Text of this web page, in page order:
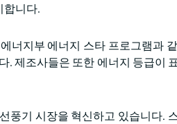
합니다.
너지부 에너지 스타 프로그램과
. 제조사들은 또한 에너지 등급이
풍기 시장을 혁신하고 있습니다.